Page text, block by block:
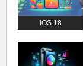
iOS 18